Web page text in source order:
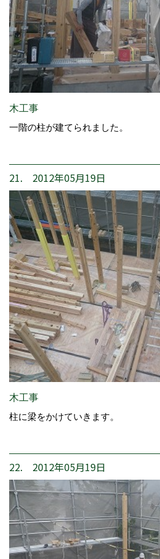
木工事
一階の柱が建てられました。
21. 2012年05月19日
木工事
柱に梁をかけていきます。
22. 2012年05月19日